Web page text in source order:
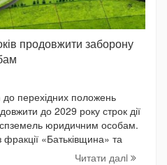
продовжити заборону
до перехідних положень
до 2029 року строк дії
юридичним особам.
«Батьківщина» та
Читати далi